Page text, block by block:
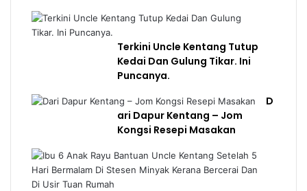
Terkini Uncle Kentang Tutup
Kedai Dan Gulung Tikar. Ini
Puncanya.
D
ari Dapur Kentang – Jom
Kongsi Resepi Masakan